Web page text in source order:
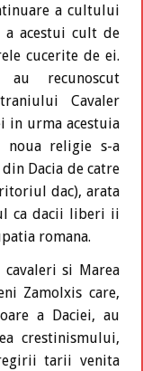
a cultului
a acestui cult de
cucerite de ei.
recunoscut
Cavaler
in urma acestuia
noua religie s-a
Dacia de catre
dac), arata
ca dacii liberi ii
romana.
si Marea
Zamolxis care,
a Daciei, au
crestinismului,
tarii venita